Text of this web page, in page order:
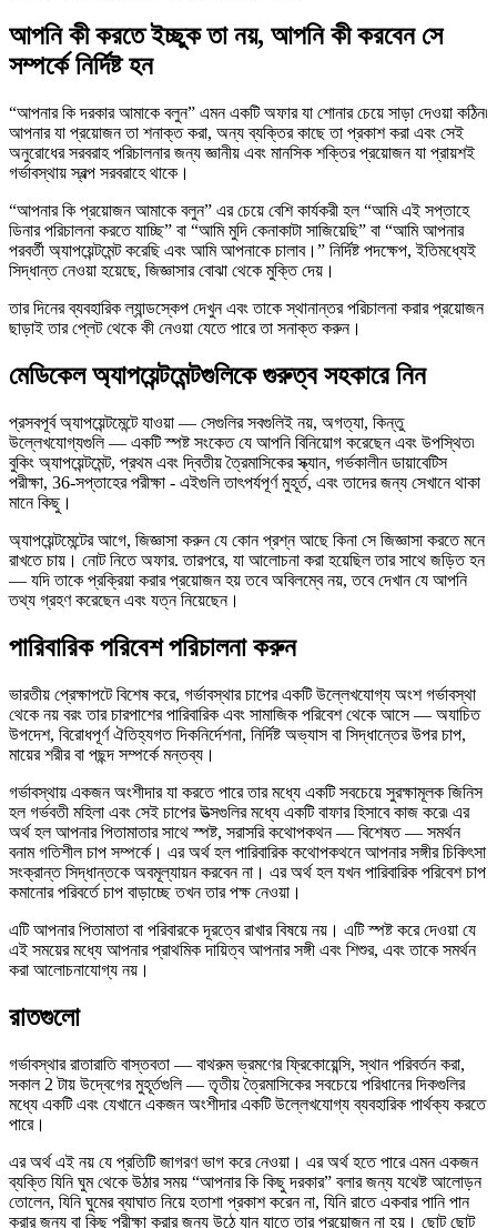
আপনি কী করতে ইচ্ছুক তা নয়, আপনি কী করবেন সে
সম্পর্কে নির্দিষ্ট হন
“আপনার কি দরকার আমাকে বলুন” এমন একটি অফার যা শোনার চেয়ে সাড়া দেওয়া কঠিন৷
আপনার যা প্রয়োজন তা শনাক্ত করা, অন্য ব্যক্তির কাছে তা প্রকাশ করা এবং সেই
অনুরোধের সরবরাহ পরিচালনার জন্য জ্ঞানীয় এবং মানসিক শক্তির প্রয়োজন যা প্রায়শই
গর্ভাবস্থায় স্বল্প সরবরাহে থাকে।
“আপনার কি প্রয়োজন আমাকে বলুন” এর চেয়ে বেশি কার্যকরী হল “আমি এই সপ্তাহে
ডিনার পরিচালনা করতে যাচ্ছি” বা “আমি মুদি কেনাকাটা সাজিয়েছি” বা “আমি আপনার
পরবর্তী অ্যাপয়েন্টমেন্ট করেছি এবং আমি আপনাকে চালাব।” নির্দিষ্ট পদক্ষেপ, ইতিমধ্যেই
সিদ্ধান্ত নেওয়া হয়েছে, জিজ্ঞাসার বোঝা থেকে মুক্তি দেয়।
তার দিনের ব্যবহারিক ল্যান্ডস্কেপ দেখুন এবং তাকে স্থানান্তর পরিচালনা করার প্রয়োজন
ছাড়াই তার প্লেট থেকে কী নেওয়া যেতে পারে তা সনাক্ত করুন।
মেডিকেল অ্যাপয়েন্টমেন্টগুলিকে গুরুত্ব সহকারে নিন
প্রসবপূর্ব অ্যাপয়েন্টমেন্টে যাওয়া — সেগুলির সবগুলিই নয়, অগত্যা, কিন্তু
উল্লেখযোগ্যগুলি — একটি স্পষ্ট সংকেত যে আপনি বিনিয়োগ করেছেন এবং উপস্থিত৷
বুকিং অ্যাপয়েন্টমেন্ট, প্রথম এবং দ্বিতীয় ত্রৈমাসিকের স্ক্যান, গর্ভকালীন ডায়াবেটিস
পরীক্ষা, 36-সপ্তাহের পরীক্ষা - এইগুলি তাৎপর্যপূর্ণ মুহূর্ত, এবং তাদের জন্য সেখানে থাকা
মানে কিছু।
অ্যাপয়েন্টমেন্টের আগে, জিজ্ঞাসা করুন যে কোন প্রশ্ন আছে কিনা সে জিজ্ঞাসা করতে মনে
রাখতে চায়। নোট নিতে অফার. তারপরে, যা আলোচনা করা হয়েছিল তার সাথে জড়িত হন
— যদি তাকে প্রক্রিয়া করার প্রয়োজন হয় তবে অবিলম্বে নয়, তবে দেখান যে আপনি
তথ্য গ্রহণ করেছেন এবং যত্ন নিয়েছেন।
পারিবারিক পরিবেশ পরিচালনা করুন
ভারতীয় প্রেক্ষাপটে বিশেষ করে, গর্ভাবস্থার চাপের একটি উল্লেখযোগ্য অংশ গর্ভাবস্থা
থেকে নয় বরং তার চারপাশের পারিবারিক এবং সামাজিক পরিবেশ থেকে আসে — অযাচিত
উপদেশ, বিরোধপূর্ণ ঐতিহ্যগত দিকনির্দেশনা, নির্দিষ্ট অভ্যাস বা সিদ্ধান্তের উপর চাপ,
মায়ের শরীর বা পছন্দ সম্পর্কে মন্তব্য।
গর্ভাবস্থায় একজন অংশীদার যা করতে পারে তার মধ্যে একটি সবচেয়ে সুরক্ষামূলক জিনিস
হল গর্ভবতী মহিলা এবং সেই চাপের উত্সগুলির মধ্যে একটি বাফার হিসাবে কাজ করে৷ এর
অর্থ হল আপনার পিতামাতার সাথে স্পষ্ট, সরাসরি কথোপকথন — বিশেষত — সমর্থন
বনাম গতিশীল চাপ সম্পর্কে। এর অর্থ হল পারিবারিক কথোপকথনে আপনার সঙ্গীর চিকিৎসা
সংক্রান্ত সিদ্ধান্তকে অবমূল্যায়ন করবেন না। এর অর্থ হল যখন পারিবারিক পরিবেশ চাপ
কমানোর পরিবর্তে চাপ বাড়াচ্ছে তখন তার পক্ষ নেওয়া।
এটি আপনার পিতামাতা বা পরিবারকে দূরত্বে রাখার বিষয়ে নয়। এটি স্পষ্ট করে দেওয়া যে
এই সময়ের মধ্যে আপনার প্রাথমিক দায়িত্ব আপনার সঙ্গী এবং শিশুর, এবং তাকে সমর্থন
করা আলোচনাযোগ্য নয়।
রাতগুলো
গর্ভাবস্থার রাতারাতি বাস্তবতা — বাথরুম ভ্রমণের ফ্রিকোয়েন্সি, স্থান পরিবর্তন করা,
সকাল 2 টায় উদ্বেগের মুহূর্তগুলি — তৃতীয় ত্রৈমাসিকের সবচেয়ে পরিধানের দিকগুলির
মধ্যে একটি এবং যেখানে একজন অংশীদার একটি উল্লেখযোগ্য ব্যবহারিক পার্থক্য করতে
পারে।
এর অর্থ এই নয় যে প্রতিটি জাগরণ ভাগ করে নেওয়া। এর অর্থ হতে পারে এমন একজন
ব্যক্তি যিনি ঘুম থেকে উঠার সময় “আপনার কি কিছু দরকার” বলার জন্য যথেষ্ট আলোড়ন
তোলেন, যিনি ঘুমের ব্যাঘাত নিয়ে হতাশা প্রকাশ করেন না, যিনি রাতে একবার পানি পান
করার জন্য বা কিছু পরীক্ষা করার জন্য উঠে যান যাতে তার প্রয়োজন না হয়। ছোট ছোট